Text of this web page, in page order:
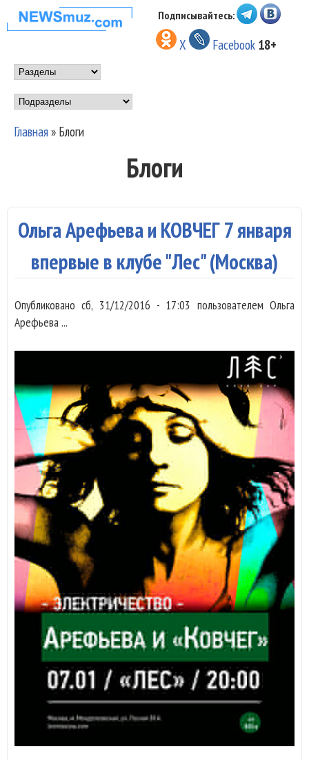
Перейти к основному
содержанию
НОВОСТИ
МУЗЫКИ И
ШОУ БИЗНЕСА
NEWSMUZ.COM
Подписывайтесь:
X Facebook 18+
Main menu
Подразделы
Главная» Блоги
Блоги
Ольга Арефьева и КОВЧЕГ 7 января
впервые в клубе "Лес" (Москва)
Опубликованосб, 31/12/2016 - 17:03 пользователемОльга
Арефьева ...